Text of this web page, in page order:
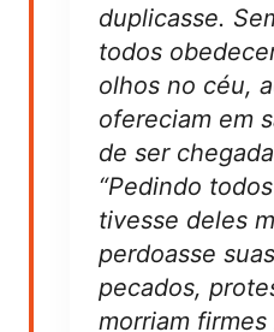
duplicasse.
todos
olhos no céu,
ofereciam em
de ser
“Pedindo
tivesse deles
perdoasse
pecados,
morriam